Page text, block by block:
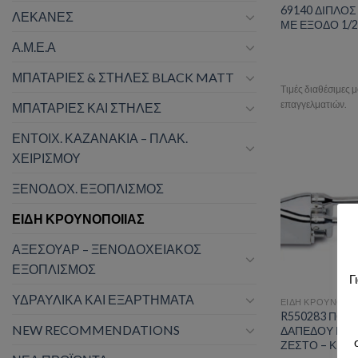
ΛΕΚΑΝΕΣ
Α.Μ.Ε.Α
ΜΠΑΤΑΡΙΕΣ & ΣΤΗΛΕΣ BLACK MATT
ΜΠΑΤΑΡΙΕΣ ΚΑΙ ΣΤΗΛΕΣ
ΕΝΤΟΙΧ. ΚΑΖΑΝΑΚΙΑ – ΠΛΑΚ.
ΧΕΙΡΙΣΜΟΥ
ΞΕΝΟΔΟΧ. ΕΞΟΠΛΙΣΜΟΣ
ΕΙΔΗ ΚΡΟΥΝΟΠΟΙΙΑΣ
ΑΞΕΣΟΥΑΡ – ΞΕΝΟΔΟΧΕΙΑΚΟΣ
ΕΞΟΠΛΙΣΜΟΣ
ΥΔΡΑΥΛΙΚΑ ΚΑΙ ΕΞΑΡΤΗΜΑΤΑ
NEW RECOMMENDATIONS
69140
ΜΕ ΕΞΟΔΟ 1/
Τιμές διαθέσιμες
επαγγελματιών.
Add
ΕΙΔΗ
R550283
ΔΑΠΕΔΟΥ ΜΕ
ΖΕΣΤΟ – ΚΡΥΟ